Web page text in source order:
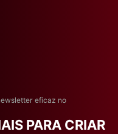
eficaz no
PARA CRIAR